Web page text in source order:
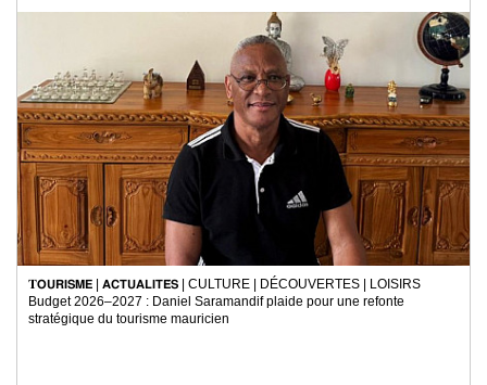
𝐓𝗢𝗨𝗥𝗜𝗦𝗠𝗘 | 𝗔𝗖𝗧𝗨𝗔𝗟𝗜𝗧𝗘́𝗦 | CULTURE | DÉCOUVERTES | LOISIRS
Budget 2026–2027 : Daniel Saramandif plaide pour une refonte
stratégique du tourisme mauricien